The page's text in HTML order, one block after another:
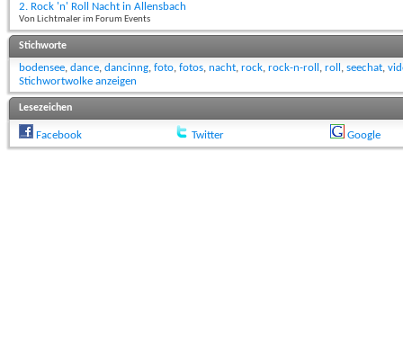
2. Rock 'n' Roll Nacht in Allensbach
Von Lichtmaler im Forum Events
Stichworte
bodensee, dance, dancinng, foto, fotos, nacht, rock, rock-n-roll , roll , seechat,
Stichwortwolke anzeigen
Lesezeichen
Facebook Twitter Google